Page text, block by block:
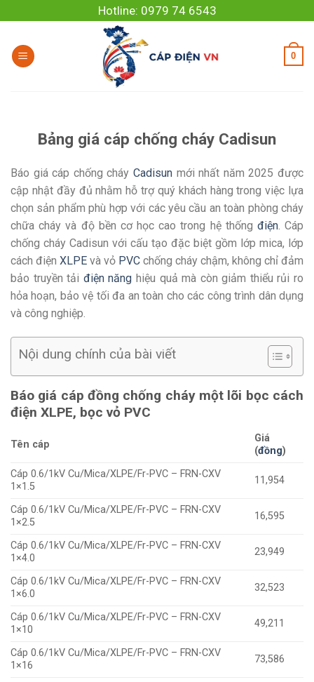
to
content
Hotline: 0979 74 6543
0
Bảng giá cáp chống cháy Cadisun
Báo giá cáp chống cháy Cadisun mới nhất năm 2025 được
cập nhật đầy đủ nhằm hỗ trợ quý khách hàng trong việc lựa
chọn sản phẩm phù hợp với các yêu cầu an toàn phòng cháy
chữa cháy và độ bền cơ học cao trong hệ thống điện. Cáp
chống cháy Cadisun với cấu tạo đặc biệt gồm lớp mica, lớp
cách điện XLPE và vỏ PVC chống cháy chậm, không chỉ đảm
bảo truyền tải điện năng hiệu quả mà còn giảm thiểu rủi ro
hỏa hoạn, bảo vệ tối đa an toàn cho các công trình dân dụng
và công nghiệp.
Nội dung chính của bài viết
Báo giá cáp đồng chống cháy một lõi bọc cách
điện XLPE, bọc vỏ PVC
Tên cáp
Giá
(đồng)
Cáp 0.6/1kV Cu/Mica/XLPE/Fr-PVC – FRN-CXV
1×1.5
11,954
Cáp 0.6/1kV Cu/Mica/XLPE/Fr-PVC – FRN-CXV
1×2.5
16,595
Cáp 0.6/1kV Cu/Mica/XLPE/Fr-PVC – FRN-CXV
1×4.0
23,949
Cáp 0.6/1kV Cu/Mica/XLPE/Fr-PVC – FRN-CXV
1×6.0
32,523
Cáp 0.6/1kV Cu/Mica/XLPE/Fr-PVC – FRN-CXV
1×10
49,211
Cáp 0.6/1kV Cu/Mica/XLPE/Fr-PVC – FRN-CXV
1×16
73,586